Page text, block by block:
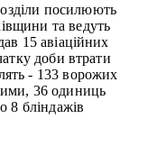
посилюють
та ведуть
15 авіаційних
доби втрати
- 133 ворожих
36 одиниць
8 бліндажів